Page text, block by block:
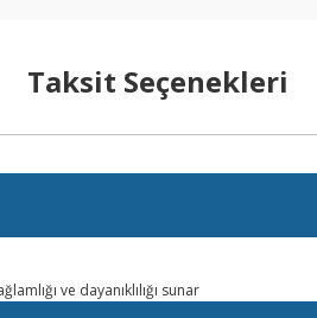
Taksit Seçenekleri
ve dayanıklılığı sunar